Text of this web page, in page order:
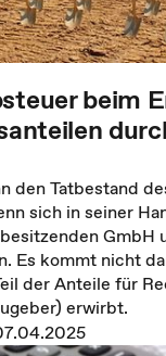
beim
den Tatbestand
sich in seiner
GmbH
Es kommt nicht
der Anteile für
erwirbt.